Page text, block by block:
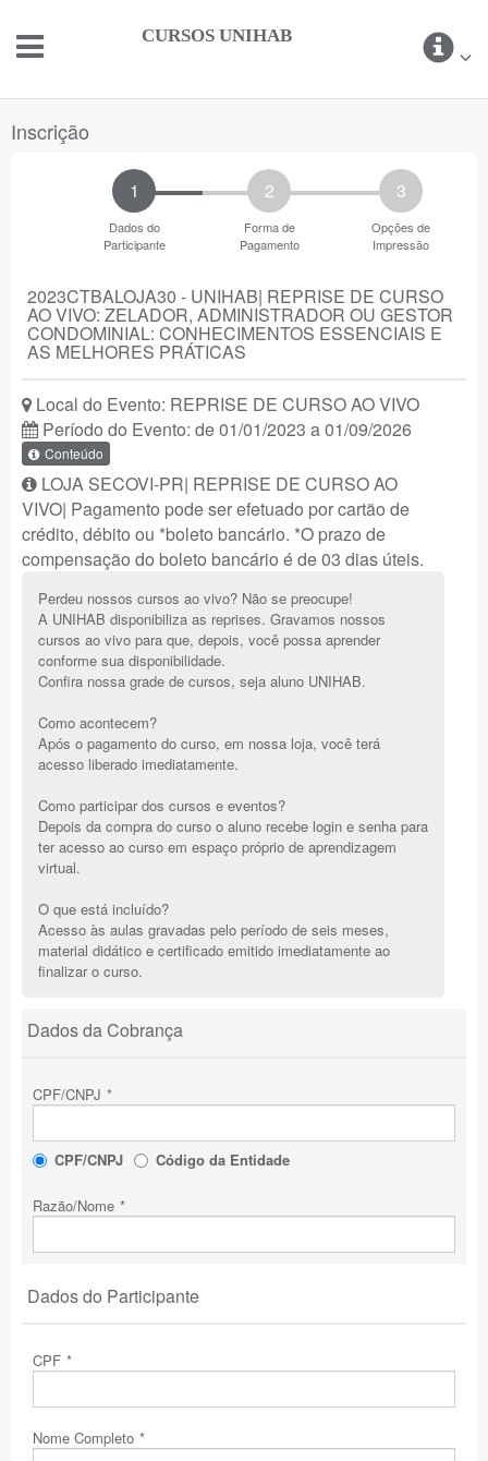
CURSOS UNIHAB
Inscrição
1
Dados do
Participante
2
Forma de
Pagamento
3
Opções de
Impressão
2023CTBALOJA30 - UNIHAB| REPRISE DE CURSO
AO VIVO: ZELADOR, ADMINISTRADOR OU GESTOR
CONDOMINIAL: CONHECIMENTOS ESSENCIAIS E
AS MELHORES PRÁTICAS
Local do Evento: REPRISE DE CURSO AO VIVO
Período do Evento: de 01/01/2023 a 01/09/2026
Conteúdo
LOJA SECOVI-PR| REPRISE DE CURSO AO
VIVO| Pagamento pode ser efetuado por cartão de
crédito, débito ou *boleto bancário. *O prazo de
compensação do boleto bancário é de 03 dias úteis.
Perdeu nossos cursos ao vivo? Não se preocupe!
A UNIHAB disponibiliza as reprises. Gravamos nossos
cursos ao vivo para que, depois, você possa aprender
conforme sua disponibilidade.
Confira nossa grade de cursos, seja aluno UNIHAB.
Como acontecem?
Após o pagamento do curso, em nossa loja, você terá
acesso liberado imediatamente.
Como participar dos cursos e eventos?
Depois da compra do curso o aluno recebe login e senha para
ter acesso ao curso em espaço próprio de aprendizagem
virtual.
O que está incluído?
Acesso às aulas gravadas pelo período de seis meses,
material didático e certificado emitido imediatamente ao
finalizar o curso.
Dados da Cobrança
CPF/CNPJ *
CPF/CNPJ Código da Entidade
Razão/Nome *
Dados do Participante
CPF *
Nome Completo *